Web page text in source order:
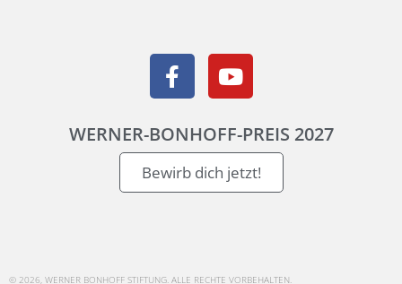
WERNER-BONHOFF-PREIS 2027
Bewirb dich jetzt!
© 2026, WERNER BONHOFF STIFTUNG. ALLE RECHTE VORBEHALTEN.